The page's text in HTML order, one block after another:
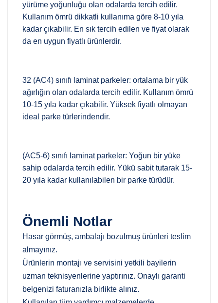
yürüme yoğunluğu olan odalarda tercih edilir.
Kullanım ömrü dikkatli kullanıma göre 8-10 yıla
kadar çıkabilir. En sık tercih edilen ve fiyat olarak
da en uygun fiyatlı ürünlerdir.
32 (AC4) sınıfı laminat parkeler: ortalama bir yük
ağırlığın olan odalarda tercih edilir. Kullanım ömrü
10-15 yıla kadar çıkabilir. Yüksek fiyatlı olmayan
ideal parke türlerindendir.
(AC5-6) sınıfı laminat parkeler: Yoğun bir yüke
sahip odalarda tercih edilir. Yükü sabit tutarak 15-
20 yıla kadar kullanılabilen bir parke türüdür.
Önemli Notlar
Hasar görmüş, ambalajı bozulmuş ürünleri teslim
almayınız.
Ürünlerin montajı ve servisini yetkili bayilerin
uzman teknisyenlerine yaptırınız. Onaylı garanti
belgenizi faturanızla birlikte alınız.